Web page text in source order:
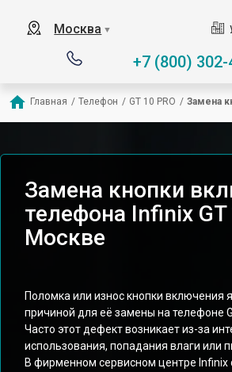
Москва ▼
+7 (800)
Главная / Телефон / GT 10 PRO / Замена
Замена кнопки
телефона Infinix GT
Москве
Поломка или износ кнопки включения
причиной для её замены на телефоне
Часто этот дефект возникает из-за
использования, попадания влаги или
В фирменном сервисном центре Infinix